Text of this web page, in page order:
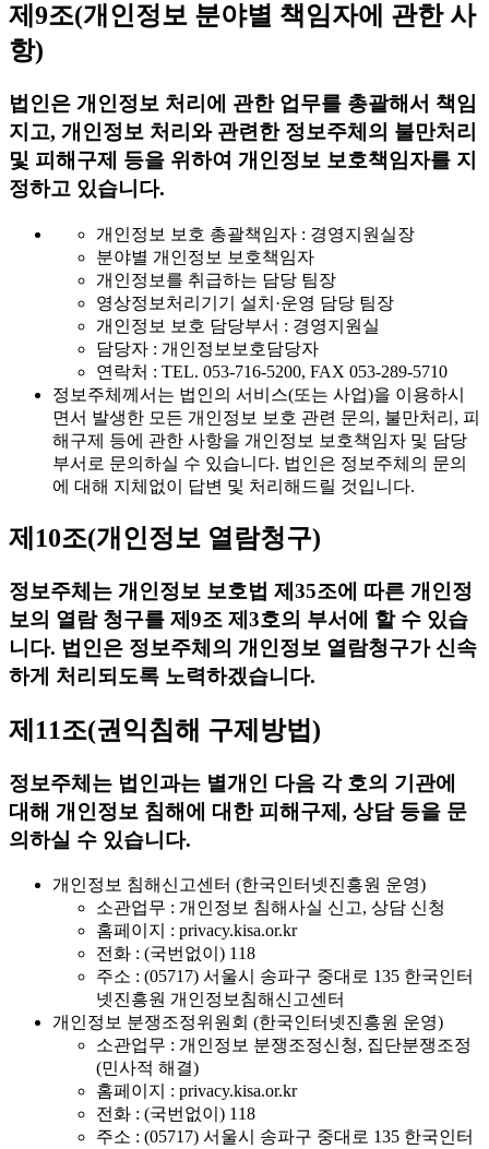
제9조(개인정보 분야별 책임자에 관한 사
항)
법인은 개인정보 처리에 관한 업무를 총괄해서 책임
지고, 개인정보 처리와 관련한 정보주체의 불만처리
및 피해구제 등을 위하여 개인정보 보호책임자를 지
정하고 있습니다.
개인정보 보호 총괄책임자 : 경영지원실장
분야별 개인정보 보호책임자
개인정보를 취급하는 담당 팀장
영상정보처리기기 설치·운영 담당 팀장
개인정보 보호 담당부서 : 경영지원실
담당자 : 개인정보보호담당자
연락처 : TEL. 053-716-5200, FAX 053-289-5710
정보주체께서는 법인의 서비스(또는 사업)을 이용하시
면서 발생한 모든 개인정보 보호 관련 문의, 불만처리, 피
해구제 등에 관한 사항을 개인정보 보호책임자 및 담당
부서로 문의하실 수 있습니다. 법인은 정보주체의 문의
에 대해 지체없이 답변 및 처리해드릴 것입니다.
제10조(개인정보 열람청구)
정보주체는 개인정보 보호법 제35조에 따른 개인정
보의 열람 청구를 제9조 제3호의 부서에 할 수 있습
니다. 법인은 정보주체의 개인정보 열람청구가 신속
하게 처리되도록 노력하겠습니다.
제11조(권익침해 구제방법)
정보주체는 법인과는 별개인 다음 각 호의 기관에
대해 개인정보 침해에 대한 피해구제, 상담 등을 문
의하실 수 있습니다.
개인정보 침해신고센터 (한국인터넷진흥원 운영)
소관업무 : 개인정보 침해사실 신고, 상담 신청
홈페이지 : privacy.kisa.or.kr
전화 : (국번없이) 118
주소 : (05717) 서울시 송파구 중대로 135 한국인터
넷진흥원 개인정보침해신고센터
개인정보 분쟁조정위원회 (한국인터넷진흥원 운영)
소관업무 : 개인정보 분쟁조정신청, 집단분쟁조정
(민사적 해결)
홈페이지 : privacy.kisa.or.kr
전화 : (국번없이) 118
주소 : (05717) 서울시 송파구 중대로 135 한국인터